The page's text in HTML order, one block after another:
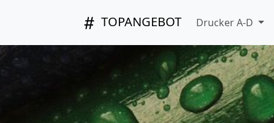
TOPANGEBOT Drucker A-D